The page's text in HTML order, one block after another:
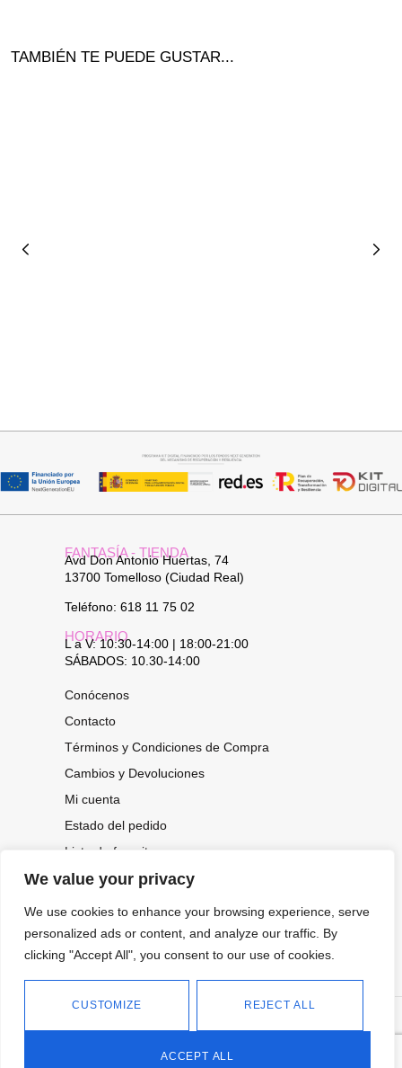
We value your privacy
We use cookies to enhance your browsing experience, serve
personalized ads or content, and analyze our traffic. By
clicking "Accept All", you consent to our use of cookies.
CUSTOMIZE REJECT ALL
ACCEPT ALL
TAMBIÉN TE PUEDE GUSTAR...
FANTASÍA - TIENDA
Avd Don Antonio Huertas, 74
13700 Tomelloso (Ciudad Real)
Teléfono: 618 11 75 02
HORARIO
L a V: 10:30-14:00 | 18:00-21:00
SÁBADOS: 10.30-14:00
Conócenos
Contacto
Términos y Condiciones de Compra
Cambios y Devoluciones
Mi cuenta
Estado del pedido
Lista de favoritos
CONOCE NUESTRAS NOVEDADES,
OFERTAS...
2026.